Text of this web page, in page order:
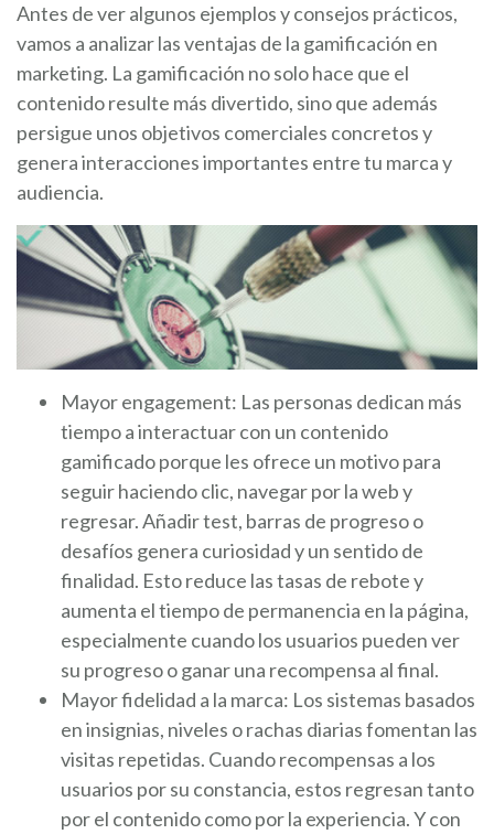
Antes de ver algunos ejemplos y consejos prácticos,
vamos a analizar las ventajas de la gamificación en
marketing. La gamificación no solo hace que el
contenido resulte más divertido, sino que además
persigue unos objetivos comerciales concretos y
genera interacciones importantes entre tu marca y
audiencia.
Mayor engagement: Las personas dedican más
tiempo a interactuar con un contenido
gamificado porque les ofrece un motivo para
seguir haciendo clic, navegar por la web y
regresar. Añadir test, barras de progreso o
desafíos genera curiosidad y un sentido de
finalidad. Esto reduce las tasas de rebote y
aumenta el tiempo de permanencia en la página,
especialmente cuando los usuarios pueden ver
su progreso o ganar una recompensa al final.
Mayor fidelidad a la marca: Los sistemas basados
en insignias, niveles o rachas diarias fomentan las
visitas repetidas. Cuando recompensas a los
usuarios por su constancia, estos regresan tanto
por el contenido como por la experiencia. Y con